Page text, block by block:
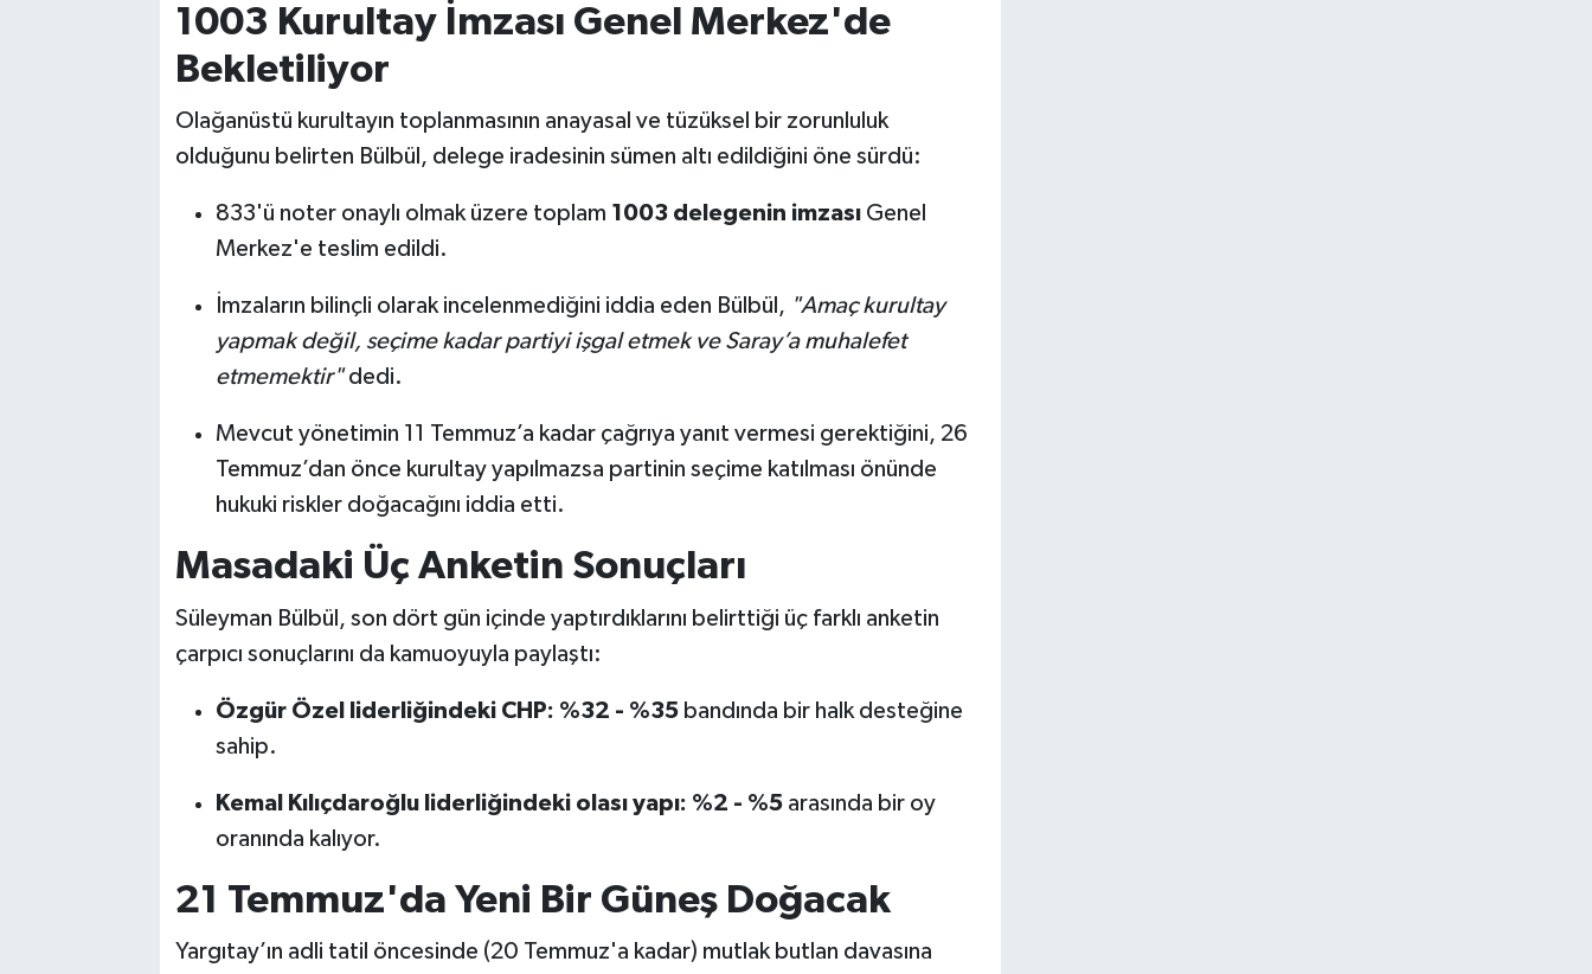
1003 Kurultay İmzası Genel Merkez'de
Bekletiliyor
Olağanüstü kurultayın toplanmasının anayasal ve tüzüksel bir zorunluluk
olduğunu belirten Bülbül, delege iradesinin sümen altı edildiğini öne sürdü:
833'ü noter onaylı olmak üzere toplam 1003 delegenin imzasıGenel
Merkez'e teslim edildi.
İmzaların bilinçli olarak incelenmediğini iddia eden Bülbül, "Amaç kurultay
yapmak değil, seçime kadar partiyi işgal etmek ve Saray’a muhalefet
etmemektir"dedi.
Mevcut yönetimin 11 Temmuz’a kadar çağrıya yanıt vermesi gerektiğini, 26
Temmuz’dan önce kurultay yapılmazsa partinin seçime katılması önünde
hukuki riskler doğacağını iddia etti.
Masadaki Üç Anketin Sonuçları
Süleyman Bülbül, son dört gün içinde yaptırdıklarını belirttiği üç farklı anketin
çarpıcı sonuçlarını da kamuoyuyla paylaştı:
Özgür Özel liderliğindeki CHP: %32 - %35bandında bir halk desteğine
sahip.
Kemal Kılıçdaroğlu liderliğindeki olası yapı: %2 - %5arasında bir oy
oranında kalıyor.
21 Temmuz'da Yeni Bir Güneş Doğacak
Yargıtay’ın adli tatil öncesinde (20 Temmuz'a kadar) mutlak butlan davasına